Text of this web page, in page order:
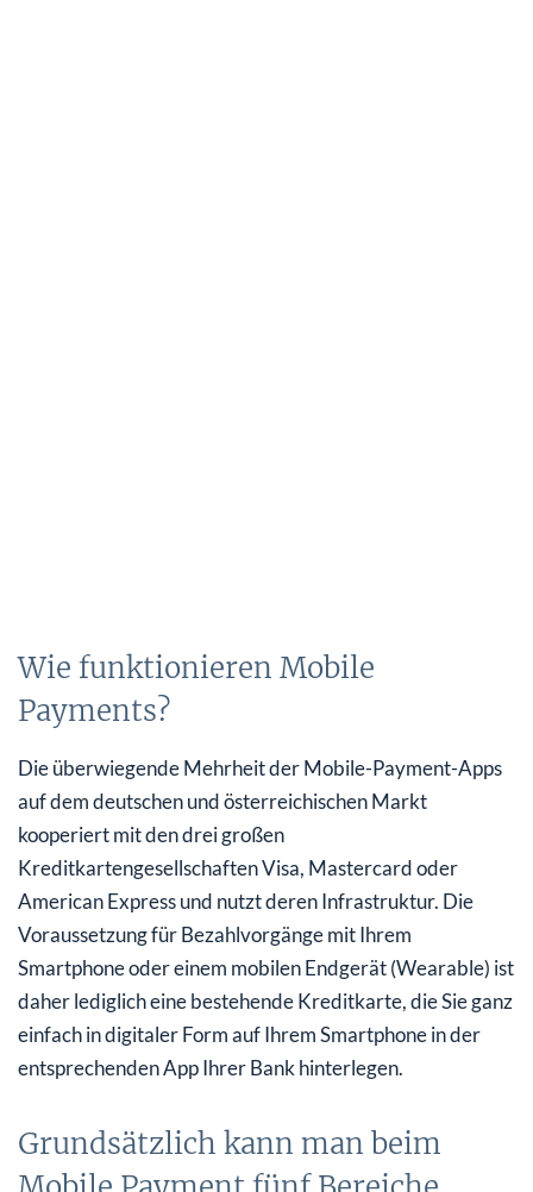
Wie funktionieren Mobile
Payments?
Die überwiegende Mehrheit der Mobile-Payment-Apps
auf dem deutschen und österreichischen Markt
kooperiert mit den drei großen
Kreditkartengesellschaften Visa, Mastercard oder
American Express und nutzt deren Infrastruktur. Die
Voraussetzung für Bezahlvorgänge mit Ihrem
Smartphone oder einem mobilen Endgerät (Wearable) ist
daher lediglich eine bestehende Kreditkarte, die Sie ganz
einfach in digitaler Form auf Ihrem Smartphone in der
entsprechenden App Ihrer Bank hinterlegen.
Grundsätzlich kann man beim